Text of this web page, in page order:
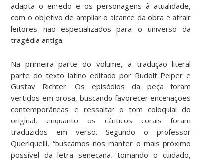
adapta o enredo e os personagens à atualidade,
com o objetivo de ampliar o alcance da obra e atrair
leitores não especializados para o universo da
tragédia antiga.
Na primeira parte do volume, a tradução literal
parte do texto latino editado por Rudolf Peiper e
Gustav Richter. Os episódios da peça foram
vertidos em prosa, buscando favorecer encenações
contemporâneas e ressaltar o tom coloquial do
original, enquanto os cânticos corais foram
traduzidos em verso. Segundo o professor
Queriquelli, “buscamos nos manter o mais próximo
possível da letra senecana, tomando o cuidado,